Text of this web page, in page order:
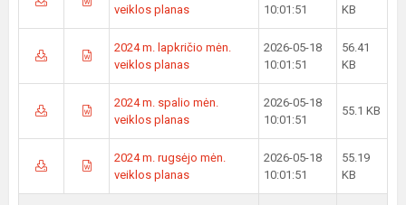
veiklos planas
10:01:51
KB
2024 m. lapkričio mėn.
veiklos planas
2026-05-18
10:01:51
56.41
KB
2024 m. spalio mėn.
veiklos planas
2026-05-18
10:01:51
55.1 KB
2024 m. rugsėjo mėn.
veiklos planas
2026-05-18
10:01:51
55.19
KB